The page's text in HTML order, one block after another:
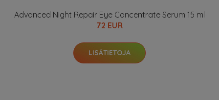
Advanced Night Repair Eye Concentrate Serum 15 ml
72 EUR
LISÄTIETOJA